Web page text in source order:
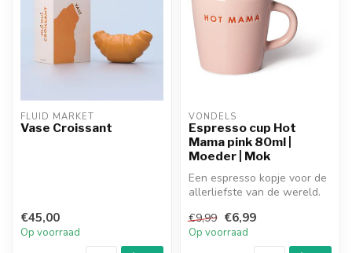
FLUID MARKET
Vase Croissant
€45,00
Op voorraad
VONDELS
Espresso cup Hot
Mama pink 80ml |
Moeder | Mok
Een espresso kopje voor de
allerliefste van de wereld.
€9,99 €6,99
Op voorraad